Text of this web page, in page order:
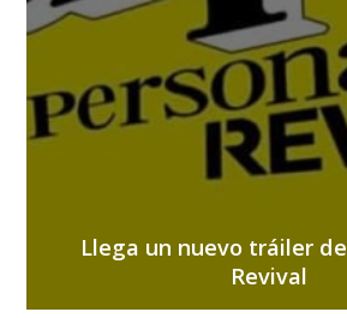
Llega un nuevo tráiler
Revival